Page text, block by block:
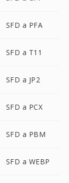
SFD a PFA
SFD a T11
SFD a JP2
SFD a PCX
SFD a PBM
SFD a WEBP